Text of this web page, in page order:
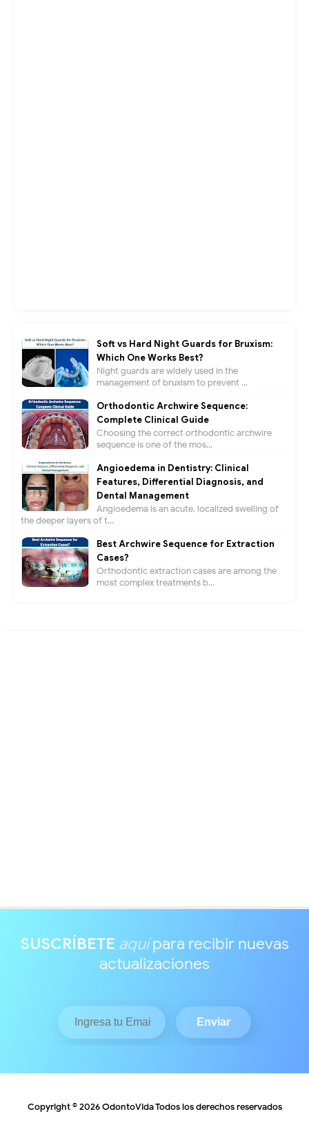
Soft vs Hard Night Guards for Bruxism:
Which One Works Best?
Night guards are widely used in the
management of bruxism to prevent ...
Orthodontic Archwire Sequence:
Complete Clinical Guide
Choosing the correct orthodontic archwire
sequence is one of the mos...
Angioedema in Dentistry: Clinical
Features, Differential Diagnosis, and
Dental Management
Angioedema is an acute, localized swelling of
the deeper layers of t...
Best Archwire Sequence for Extraction
Cases?
Orthodontic extraction cases are among the
most complex treatments b...
SUSCRÍBETE aquípara recibir nuevas
actualizaciones
Copyright ©2026 OdontoVidaTodos los derechos reservados